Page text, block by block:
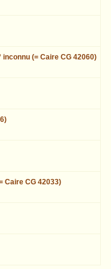
(= Caire CG 42060)
Caire CG 42033)